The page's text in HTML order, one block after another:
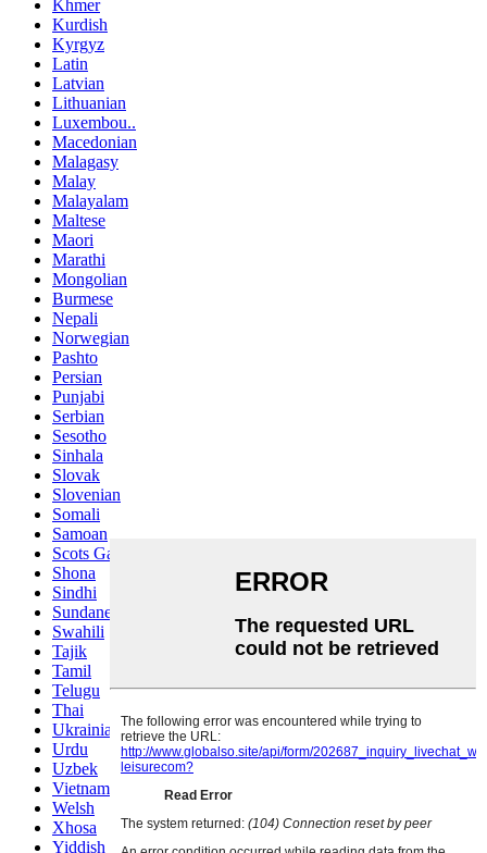
Khmer
Kurdish
Kyrgyz
Latin
Latvian
Lithuanian
Luxembou..
Macedonian
Malagasy
Malay
Malayalam
Maltese
Maori
Marathi
Mongolian
Burmese
Nepali
Norwegian
Pashto
Persian
Punjabi
Serbian
Sesotho
Sinhala
Slovak
Slovenian
Somali
Samoan
Scots Gaelic
Shona
Sindhi
Sundanese
Swahili
Tajik
Tamil
Telugu
Thai
Ukrainian
Urdu
Uzbek
Vietnamese
Welsh
Xhosa
Yiddish